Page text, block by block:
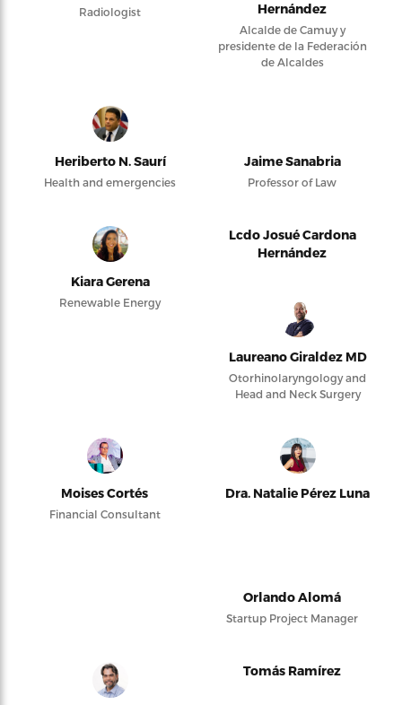
Radiologist
Hernández
Alcalde de Camuy y
presidente de la Federación
de Alcaldes
Heriberto N. Saurí
Health and emergencies
Jaime Sanabria
Professor of Law
Kiara Gerena
Renewable Energy
Lcdo Josué Cardona
Hernández
Laureano Giraldez MD
Otorhinolaryngology and
Head and Neck Surgery
Moises Cortés
Financial Consultant
Dra. Natalie Pérez Luna
Orlando Alomá
Startup Project Manager
Tomás Ramírez